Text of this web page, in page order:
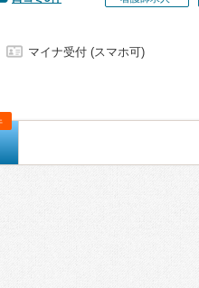
マイナ受付 (スマホ可)